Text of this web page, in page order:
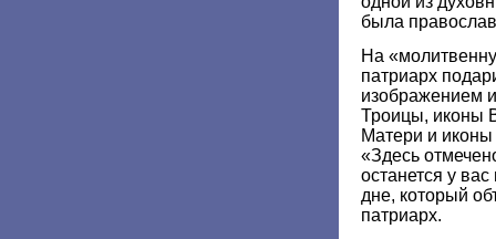
была
На
патриарх
изображением
Троицы, иконы
Матери и
«Здесь
останется у
дне, который
патриарх.